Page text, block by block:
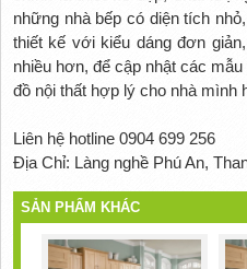
những nhà bếp có diện tích
thiết kế với kiểu dáng đơn
nhiều hơn, để cập nhật các
đồ nội thất hợp lý cho nhà mình
Liên hệ hotline 0904 699 256
Địa Chỉ: Làng nghề Phú An,
SẢN PHẨM KHÁC